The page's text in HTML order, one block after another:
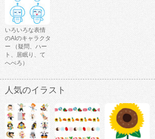
いろいろな表情
のAIのキャラクタ
ー （疑問、ハー
ト、居眠り、て
へぺろ）
人気のイラスト